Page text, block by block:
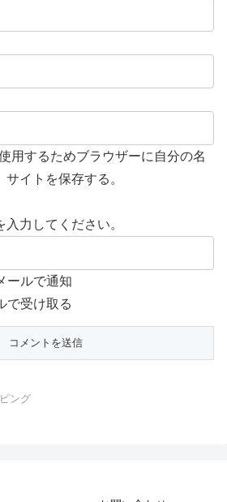
用するためブラウザーに自分の名
イトを保存する。
入力してください。
ールで通知
で受け取る
ング